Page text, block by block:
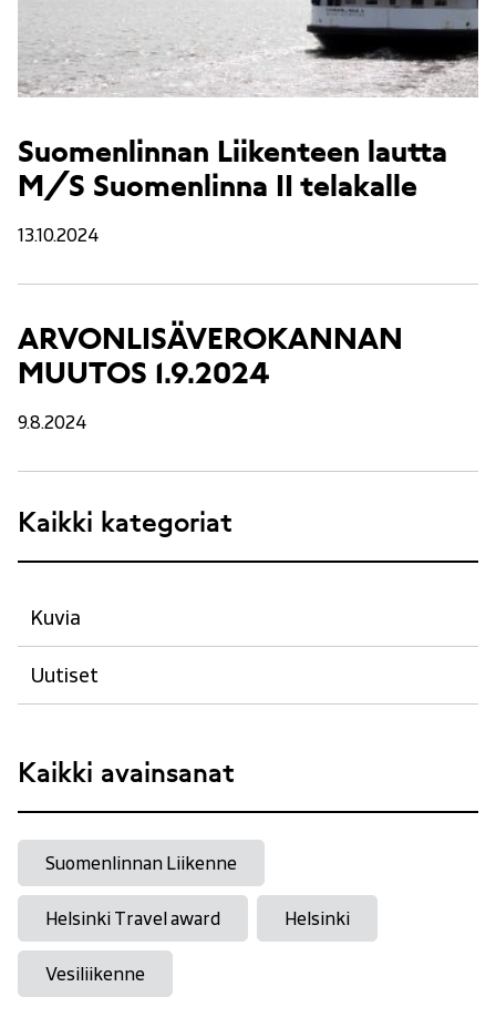
Suomenlinnan Liikenteen lautta
M/S Suomenlinna II telakalle
13.10.2024
ARVONLISÄVEROKANNAN
MUUTOS 1.9.2024
9.8.2024
Kaikki kategoriat
Kuvia
Uutiset
Kaikki avainsanat
Suomenlinnan Liikenne
Helsinki Travel award Helsinki
Vesiliikenne